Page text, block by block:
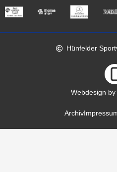
Hünfelder
Webdesign
Archiv